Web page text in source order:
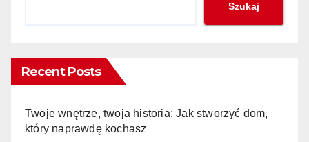
Szukaj
Recent Posts
Twoje wnętrze, twoja historia: Jak stworzyć dom,
który naprawdę kochasz